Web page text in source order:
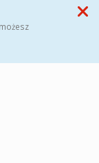
wyszukaj duży